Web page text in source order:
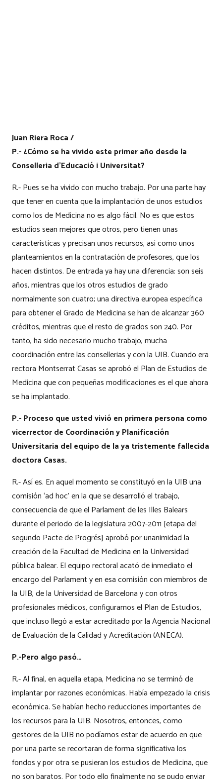
Juan Riera Roca /
P.- ¿Cómo se ha vivido este primer año desde la
Conselleria d’Educació i Universitat?
R.- Pues se ha vivido con mucho trabajo. Por una parte hay
que tener en cuenta que la implantación de unos estudios
como los de Medicina no es algo fácil. No es que estos
estudios sean mejores que otros, pero tienen unas
características y precisan unos recursos, así como unos
planteamientos en la contratación de profesores, que los
hacen distintos. De entrada ya hay una diferencia: son seis
años, mientras que los otros estudios de grado
normalmente son cuatro; una directiva europea específica
para obtener el Grado de Medicina se han de alcanzar 360
créditos, mientras que el resto de grados son 240. Por
tanto, ha sido necesario mucho trabajo, mucha
coordinación entre las consellerias y con la UIB. Cuando era
rectora Montserrat Casas se aprobó el Plan de Estudios de
Medicina que con pequeñas modificaciones es el que ahora
se ha implantado.
P.- Proceso que usted vivió en primera persona como
vicerrector de Coordinación y Planificación
Universitaria del equipo de la ya tristemente fallecida
doctora Casas.
R.- Así es. En aquel momento se constituyó en la UIB una
comisión ‘ad hoc’ en la que se desarrolló el trabajo,
consecuencia de que el Parlament de les Illes Balears
durante el periodo de la legislatura 2007-2011 [etapa del
segundo Pacte de Progrés] aprobó por unanimidad la
creación de la Facultad de Medicina en la Universidad
pública balear. El equipo rectoral acató de inmediato el
encargo del Parlament y en esa comisión con miembros de
la UIB, de la Universidad de Barcelona y con otros
profesionales médicos, configuramos el Plan de Estudios,
que incluso llegó a estar acreditado por la Agencia Nacional
de Evaluación de la Calidad y Acreditación (ANECA).
P.-Pero algo pasó…
R.- Al final, en aquella etapa, Medicina no se terminó de
implantar por razones económicas. Había empezado la crisis
económica. Se habían hecho reducciones importantes de
los recursos para la UIB. Nosotros, entonces, como
gestores de la UIB no podíamos estar de acuerdo en que
por una parte se recortaran de forma significativa los
fondos y por otra se pusieran los estudios de Medicina, que